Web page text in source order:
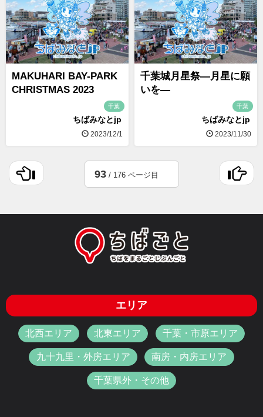
MAKUHARI BAY-PARK
CHRISTMAS 2023
千葉
ちばみなとjp
2023/12/1
千葉城月星祭―月星に願
いを―
千葉
ちばみなとjp
2023/11/30
93/ 176 ページ目
エリア
北西エリア 北東エリア 千葉・市原エリア
九十九里・外房エリア 南房・内房エリア
千葉県外・その他